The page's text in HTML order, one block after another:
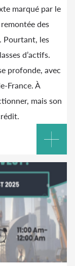
marqué par le
des
Pourtant, les
d’actifs.
profonde, avec
France. À
mais son